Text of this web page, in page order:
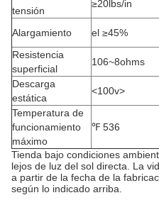
tensión
≥20lbs/in
Alargamiento
el ≥45%
Resistencia
superficial
106~8ohms
Descarga
estática
<100v>
Temperatura de
funcionamiento
máximo
℉ 536
Tienda bajo condiciones
lejos de luz del sol directa. La
a partir de la fecha de la
según lo indicado arriba.